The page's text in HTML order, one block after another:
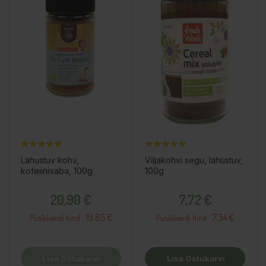
Lahustuv kohv,
kofeiinivaba, 100g
20,90 €
Püsikliendi hind : 19.85 €
Viljakohvi segu, lahustuv,
100g
7,72 €
Püsikliendi hind : 7.34 €
Lisa Ostukorvi